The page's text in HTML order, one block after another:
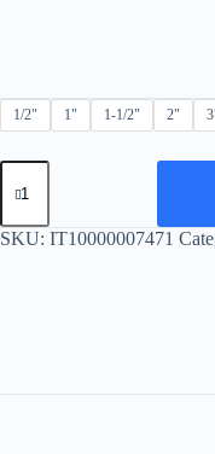
1/2" 1" 1-1/2" 2"
BROCHA
CAMELUS
SKU: IT10000007471